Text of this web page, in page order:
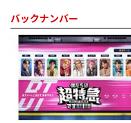
バックナンバー